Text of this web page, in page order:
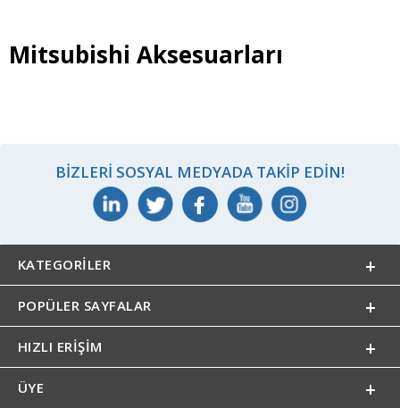
Mitsubishi Aksesuarları
BIZLERI SOSYAL MEDYADA TAKIP EDIN!
KATEGORILER
POPÜLER SAYFALAR
HIZLI ERIŞIM
ÜYE